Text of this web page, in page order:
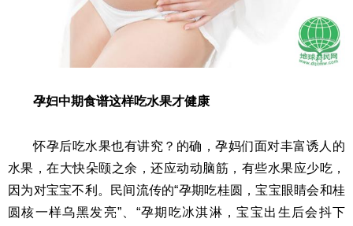
孕妇中期食谱这样吃水果才健康
怀孕后吃水果也有讲究？的确，孕妈们面对丰富诱人的
水果，在大快朵颐之余，还应动动脑筋，有些水果应少吃，
因为对宝宝不利。民间流传的“孕期吃桂圆，宝宝眼睛会和桂
圆核一样乌黑发亮”、“孕期吃冰淇淋，宝宝出生后会抖下